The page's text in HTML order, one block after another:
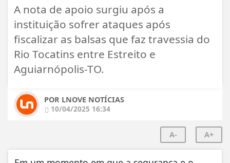
A nota de apoio surgiu após a
instituição sofrer ataques após
fiscalizar as balsas que faz travessia do
Rio Tocatins entre Estreito e
Aguiarnópolis-TO.
POR LNOVE NOTÍCIAS
10/04/2025 16:34
A- A+